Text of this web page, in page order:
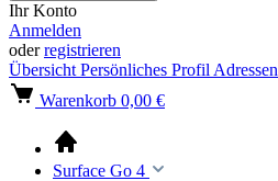
Ihr Konto
Anmelden
oderregistrieren
Übersicht Persönliches Profil Adressen
Warenkorb 0,00 €
Surface Go 4